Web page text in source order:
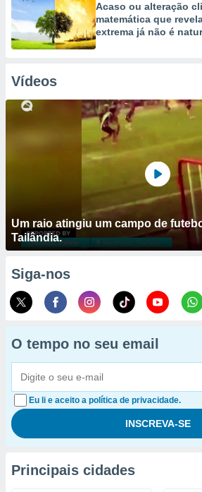
Acaso ou alteração
matemática que
extrema já não é
Vídeos
Um raio atingiu um campo de
Tailândia.
Siga-nos
O tempo no seu email
Eu li e aceito a política de privacidade.
Principais cidades